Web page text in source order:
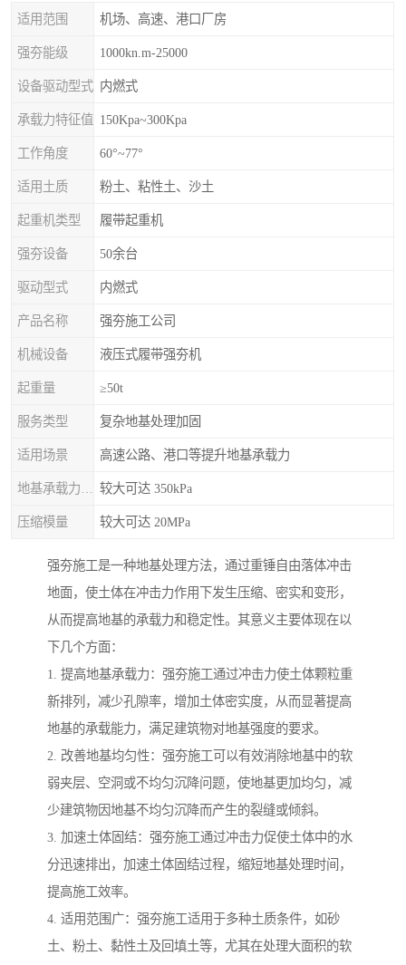
适用范围 机场、高速、港口厂房
强夯能级 1000kn.m-25000
设备驱动型式 内燃式
承载力特征值 150Kpa~300Kpa
工作角度 60°~77°
适用土质 粉土、粘性土、沙土
起重机类型 履带起重机
强夯设备 50余台
驱动型式 内燃式
产品名称 强夯施工公司
机械设备 液压式履带强夯机
起重量 ≥50t
服务类型 复杂地基处理加固
适用场景 高速公路、港口等提升地基承载力
较大可达 350kPa
压缩模量 较大可达 20MPa
强夯施工是一种地基处理方法，通过重锤自由落体冲击
地面，使土体在冲击力作用下发生压缩、密实和变形，
从而提高地基的承载力和稳定性。其意义主要体现在以
下几个方面：
1. 提高地基承载力：强夯施工通过冲击力使土体颗粒重
新排列，减少孔隙率，增加土体密实度，从而显著提高
地基的承载能力，满足建筑物对地基强度的要求。
2. 改善地基均匀性：强夯施工可以有效消除地基中的软
弱夹层、空洞或不均匀沉降问题，使地基更加均匀，减
少建筑物因地基不均匀沉降而产生的裂缝或倾斜。
3. 加速土体固结：强夯施工通过冲击力促使土体中的水
分迅速排出，加速土体固结过程，缩短地基处理时间，
提高施工效率。
4. 适用范围广：强夯施工适用于多种土质条件，如砂
土、粉土、黏性土及回填土等，尤其在处理大面积的软